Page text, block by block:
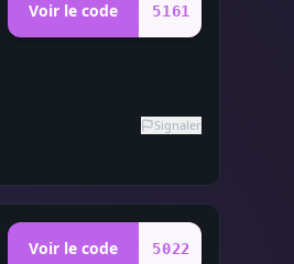
Voir le code 5161
Signaler
Voir le code 5022